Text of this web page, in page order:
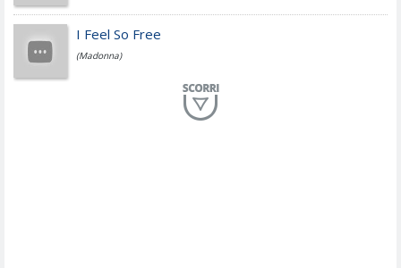
Simone Cristicchi
I Feel So Free
(Madonna)